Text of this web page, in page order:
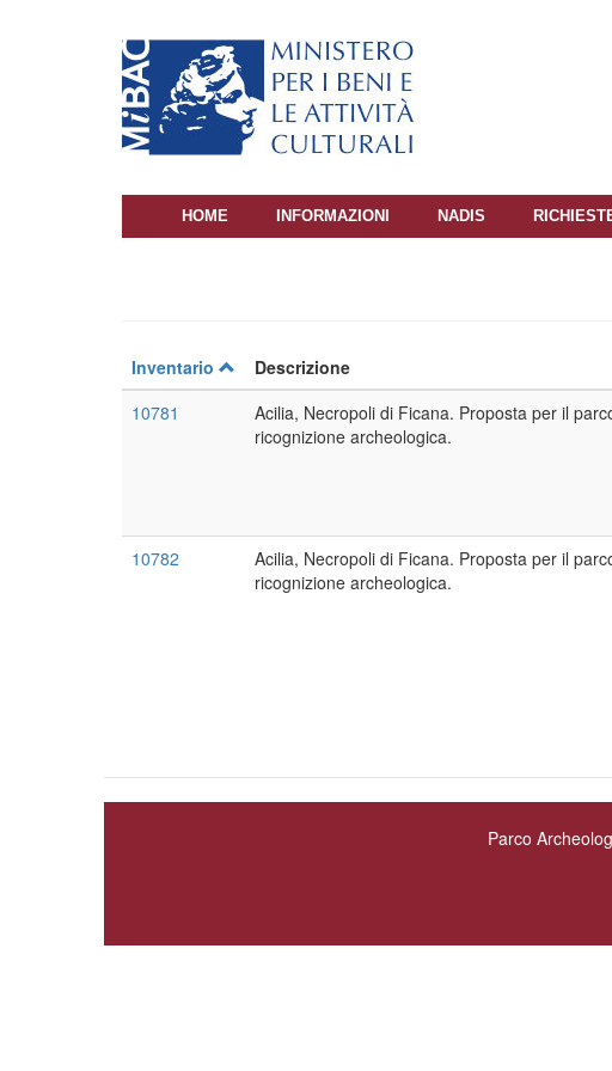
NAVIGAZIONE
HOME INFORMAZIONI NADIS
Inventario Descrizione
10781
Acilia, Necropoli di Ficana. Proposta per il
ricognizione archeologica.
10782
Acilia, Necropoli di Ficana. Proposta per il
ricognizione archeologica.
Parco